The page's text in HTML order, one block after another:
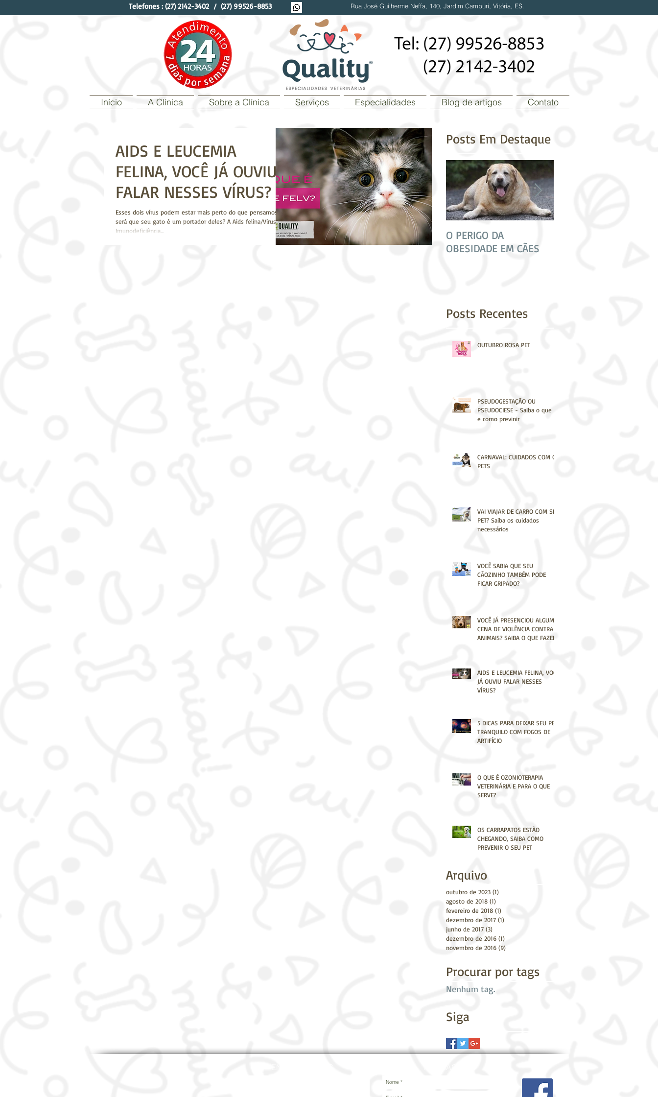
Telefones :(27) 2142-3402/ (27) 99526-8853 Rua José Guilherme Neffa, 140, Jardim Camburi, Vitória, ES.
Início A Clínica Sobre a Clínica Serviços Especialidades Blog de artigos Contato
AIDS E LEUCEMIA
FELINA, VOCÊ JÁ OUVIU
FALAR NESSES VÍRUS?
Esses dois vírus podem estar mais perto do que pensamos,
será que seu gato é um portador deles? A Aids felina/Vírus da
Imunodeficiência...
Posts Em Destaque
O PERIGO DA
OBESIDADE EM CÃES
Posts Recentes
OUTUBRO ROSA PET
PSEUDOGESTAÇÃO OU
PSEUDOCIESE - Saiba o que é
e como previnir
CARNAVAL: CUIDADOS COM OS
PETS
VAI VIAJAR DE CARRO COM SEU
PET? Saiba os cuidados
necessários
VOCÊ SABIA QUE SEU
CÃOZINHO TAMBÉM PODE
FICAR GRIPADO?
VOCÊ JÁ PRESENCIOU ALGUMA
CENA DE VIOLÊNCIA CONTRA
ANIMAIS? SAIBA O QUE FAZER
AIDS E LEUCEMIA FELINA, VOCÊ
JÁ OUVIU FALAR NESSES
VÍRUS?
5 DICAS PARA DEIXAR SEU PET
TRANQUILO COM FOGOS DE
ARTIFÍCIO
O QUE É OZONIOTERAPIA
VETERINÁRIA E PARA O QUE
SERVE?
OS CARRAPATOS ESTÃO
CHEGANDO, SAIBA COMO
PREVENIR O SEU PET
Arquivo
outubro de 2023 (1)
agosto de 2018 (1)
fevereiro de 2018 (1)
dezembro de 2017 (1)
junho de 2017 (3)
dezembro de 2016 (1)
novembro de 2016 (9)
Procurar por tags
Nenhum tag.
Siga